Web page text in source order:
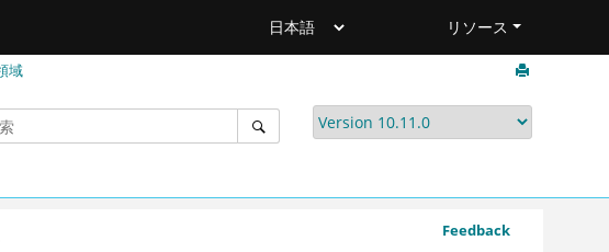
リソース
域
Feedback